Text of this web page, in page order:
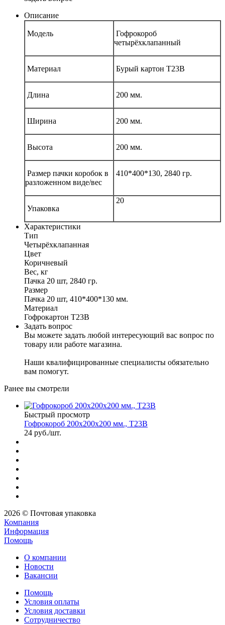
Описание
Модель
Гофрокороб
четырёхклапанный
Материал Бурый картон Т23В
Длина 200 мм.
Ширина 200 мм.
Высота 200 мм.
Размер пачки коробок в
разложенном виде/вес
410*400*130, 2840 гр.
Упаковка
20
Характеристики
Тип
Четырёхклапанная
Цвет
Коричневый
Вес, кг
Пачка 20 шт, 2840 гр.
Размер
Пачка 20 шт, 410*400*130 мм.
Материал
Гофрокартон Т23В
Задать вопрос
Вы можете задать любой интересующий вас вопрос по
товару или работе магазина.
Наши квалифицированные специалисты обязательно
вам помогут.
Ранее вы смотрели
Быстрый просмотр
Гофрокороб 200х200х200 мм., Т23В
24 руб./шт.
2026 © Почтовая упаковка
Компания
Информация
Помощь
О компании
Новости
Вакансии
Помощь
Условия оплаты
Условия доставки
Сотрудничество